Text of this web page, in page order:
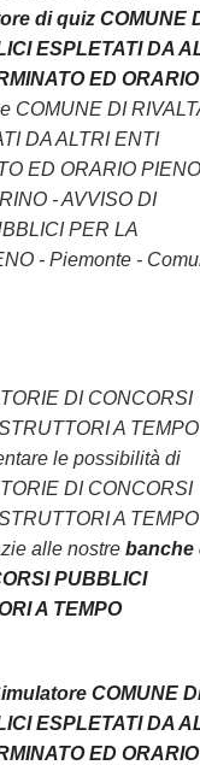
di quiz COMUNE
ESPLETATI DA
ED ORARIO
COMUNE DI
DA ALTRI ENTI
ED ORARIO
- AVVISO DI
PER LA
- Piemonte -
DI CONCORSI
A TEMPO
le possibilità di
DI CONCORSI
A TEMPO
alle nostre banche
PUBBLICI
A TEMPO
COMUNE
ESPLETATI DA
ED ORARIO